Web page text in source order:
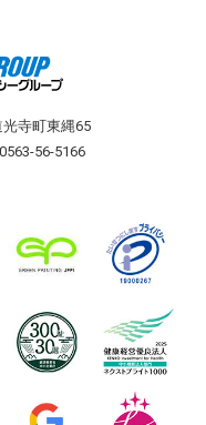
寺町東縄65
56-5166